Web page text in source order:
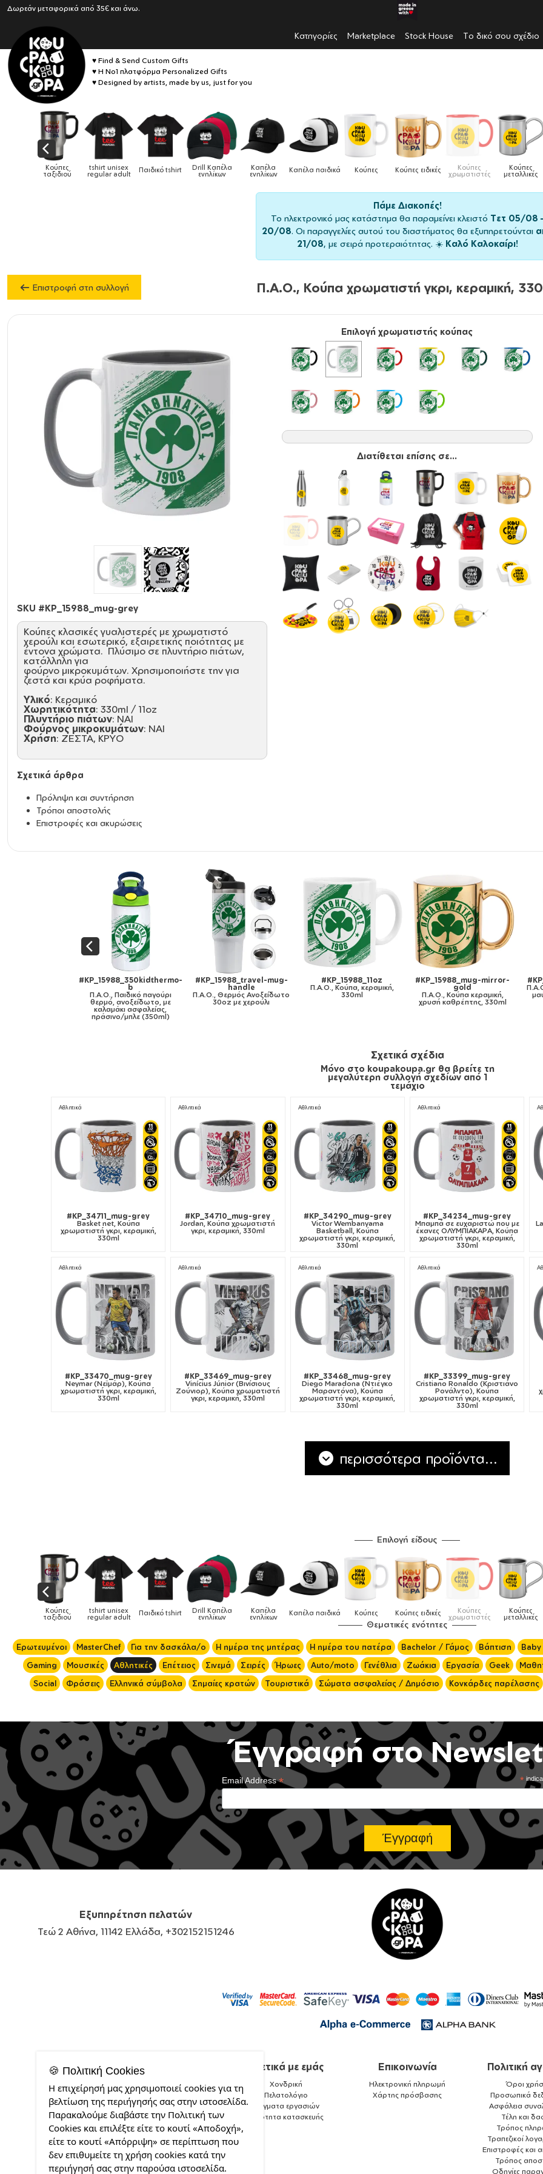
Δωρεάν μεταφορικά από 35€ και άνω.
Κατηγορίες Marketplace Stock House Το δικό σου σχέδιο
♥ Find & Send Custom Gifts
♥ Η No1 πλατφόρμα Personalized Gifts
♥ Designed by artists, made by us, just for you
Κούπες
ταξιδιού
tshirt unisex
regular adult Παιδικό tshirt Drill Καπέλα
ενηλίκων
Καπέλα
ενηλίκων Καπέλα παιδικά Κούπες Κούπες ειδικές Κούπες
χρωματιστές
Κούπες
μεταλλικές
Πάμε Διακοπές!
Το ηλεκτρονικό μας κατάστημα θα παραμείνει κλειστό Τετ 05/08
20/08. Οι παραγγελίες αυτού του διαστήματος θα εξυπηρετούνται
21/08, με σειρά προτεραιότητας. ☀️ Καλό Καλοκαίρι!
Επιστροφή στη συλλογή Π.Α.Ο., Κούπα χρωματιστή γκρι, κεραμική,
SKU #KP_15988_mug-grey
Κούπες κλασικές γυαλιστερές με χρωματιστό
χερούλι και εσωτερικό, εξαιρετικής ποιότητας με
έντονα χρώματα. Πλύσιμο σε πλυντήριο πιάτων,
κατάλληλη για
φούρνο μικροκυμάτων. Χρησιμοποιήστε την για
ζεστά και κρύα ροφήματα.
Υλικό: Κεραμικό
Χωρητικότητα: 330ml / 11oz
Πλυντήριο πιάτων: ΝΑΙ
Φούρνος μικροκυμάτων: ΝΑΙ
Χρήση: ΖΕΣΤΑ, ΚΡΥΟ
Σχετικά άρθρα
Πρόληψη και συντήρηση
Τρόποι αποστολής
Επιστροφές και ακυρώσεις
Επιλογή χρωματιστής κούπας
Διατίθεται επίσης σε...
#KP_15988_350kidthermo-
Π.Α.Ο., Παιδικό παγούρι
θερμό, ανοξείδωτο, με
καλαμάκι ασφαλείας,
πράσινο/μπλε (350ml)
#KP_15988_travel-mug-
Π.Α.Ο., Θερμός Ανοξείδωτο
30oz με χερούλι
#KP_15988_11oz
Π.Α.Ο., Κούπα, κεραμική,
330ml
#KP_15988_mug-mirror-
Π.Α.Ο., Κούπα κεραμική,
χρυσή καθρέπτης, 330ml
Π.Α.Ο., Κούπα
μαύρη, κεραμική,
Σχετικά σχέδια
Μόνο στο koupakoupa.gr θα βρείτε τη
μεγαλύτερη συλλογή σχεδίων από 1
τεμάχιο
Αθλητικά
#KP_34711_mug-grey
Basket net, Κούπα
χρωματιστή γκρι, κεραμική,
330ml
Αθλητικά
#KP_34710_mug-grey
Jordan, Κούπα χρωματιστή
γκρι, κεραμική, 330ml
Αθλητικά
#KP_34290_mug-grey
Victor Wembanyama
Basketball, Κούπα
χρωματιστή γκρι, κεραμική,
330ml
Αθλητικά
#KP_34234_mug-grey
Μπαμπά σε ευχαριστώ που με
έκανες ΟΛΥΜΠΙΑΚΑΡΑ, Κούπα
χρωματιστή γκρι, κεραμική,
330ml
Αθλητικά
#KP_33470_mug-grey
Neymar (Νεϊμάρ), Κούπα
χρωματιστή γκρι, κεραμική,
330ml
Αθλητικά
#KP_33469_mug-grey
Vinícius Júnior (Βινίσιους
Ζούνιορ), Κούπα χρωματιστή
γκρι, κεραμική, 330ml
Αθλητικά
#KP_33468_mug-grey
Diego Maradona (Ντιέγκο
Μαραντόνα), Κούπα
χρωματιστή γκρι, κεραμική,
330ml
Αθλητικά
#KP_33399_mug-grey
Cristiano Ronaldo (Κριστιάνο
Ρονάλντο), Κούπα
χρωματιστή γκρι, κεραμική,
330ml
περισσότερα προϊόντα...
Επιλογή είδους
Κούπες
ταξιδιού
tshirt unisex
regular adult Παιδικό tshirt Drill Καπέλα
ενηλίκων
Καπέλα
ενηλίκων Καπέλα παιδικά Κούπες Κούπες ειδικές Κούπες
χρωματιστές
Κούπες
μεταλλικές
Θεματικές ενότητες
Ερωτευμένοι MasterChef Για την δασκάλα/ο Η ημέρα της μητέρας Η ημέρα του πατέρα Bachelor / Γάμος Βάπτιση
Gaming
Μουσικές Αθλητικές Επέτειος Σινεμά Σειρές Ήρωες Auto/moto Γενέθλια Ζωάκια Εργασία Geek
Social
Φράσεις Ελληνικά σύμβολα Σημαίες κρατών Τουριστικά Σώματα ασφαλείας / Δημόσιο Κονκάρδες παρέλασης
Έγγραφή στο
*
Email Address*
Εξυπηρέτηση πελατών
Τεώ 2 Αθήνα, 11142 Ελλάδα, +302152151246
Σχετικά με εμάς
Χονδρική
Πελατολόγιο
Δείγματα εργασιών
Ποιότητα κατασκευής
Επικοινωνία
Ηλεκτρονική πληρωμή
Χάρτης πρόσβασης
Πολιτική
Όροι
Προσωπικά
Ασφάλεια
Τέλη και
Τρόπος
Τραπεζικοί
Επιστροφές και
Τρόπος
Οδηγίες
🍪 Πολιτική Cookies
Η επιχείρησή μας χρησιμοποιεί cookies για τη
βελτίωση της περιήγησής σας στην ιστοσελίδα.
Παρακαλούμε διαβάστε την Πολιτική των
Cookies και επιλέξτε είτε το κουτί «Αποδοχή»,
είτε το κουτί «Απόρριψη» σε περίπτωση που
δεν επιθυμείτε τη χρήση cookies κατά την
περιήγησή σας στην παρούσα ιστοσελίδα.